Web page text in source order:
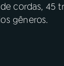
cordas, 45
gêneros.